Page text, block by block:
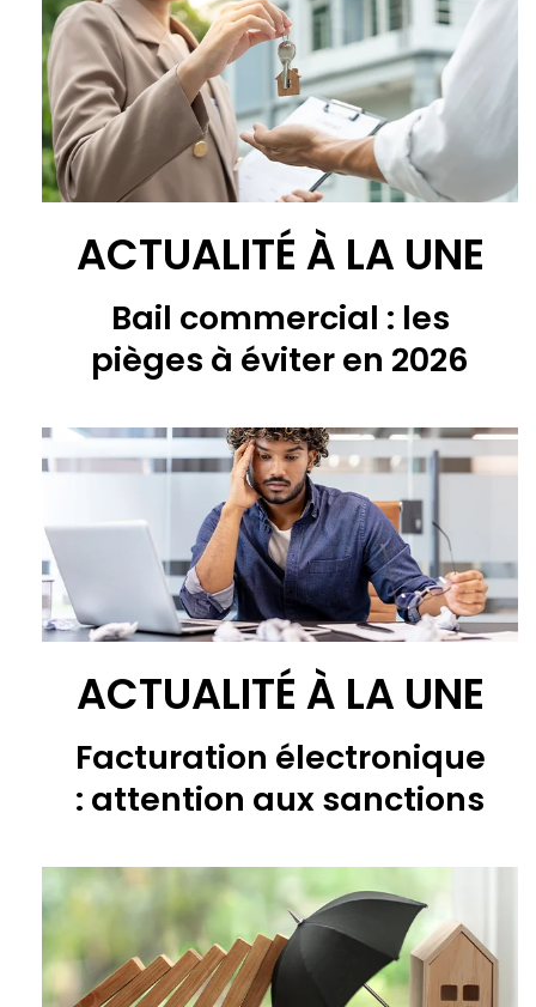
ACTUALITÉ À LA UNE
Bail commercial : les
pièges à éviter en 2026
ACTUALITÉ À LA UNE
Facturation électronique
: attention aux sanctions